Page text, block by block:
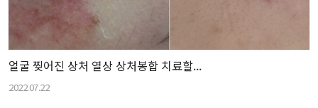
얼굴 찢어진 상처 열상 상처봉합 치료할...
2022.07.22